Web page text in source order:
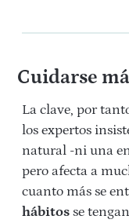
Cuidarse
La clave, por
los expertos
natural -ni una
pero afecta a
cuanto más se
hábitos se